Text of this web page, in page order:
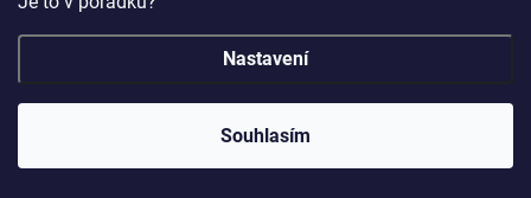
Nastavení
Souhlasím
🔥 Vinylová alba ve slevě až -68 %! Dopřejte svým
ODEBÍRAT NEWSLETTER
Vložte svůj e-mail a my vám budeme zasílat informace o nových
produktech na našem e-shopu.